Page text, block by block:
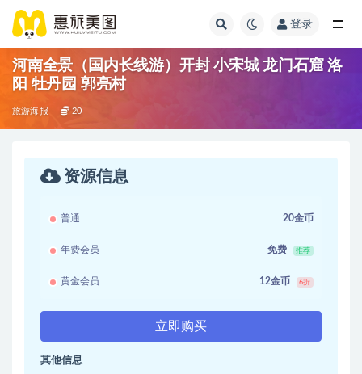
登录
河南全景（国内长线游）开封 小宋城 龙门石窟 洛
阳 牡丹园 郭亮村
旅游海报 20
资源信息
普通 20金币
年费会员 免费 推荐
黄金会员 12金币 6折
立即购买
其他信息